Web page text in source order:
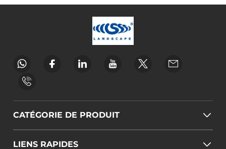
CATÉGORIE DE PRODUIT
LIENS RAPIDES